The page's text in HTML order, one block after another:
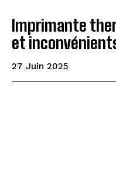
Imprimante
et
27 Juin 2025